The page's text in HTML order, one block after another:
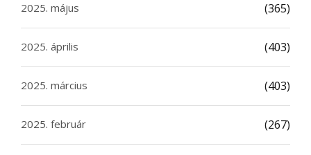
2025. május (365)
2025. április (403)
2025. március (403)
2025. február (267)